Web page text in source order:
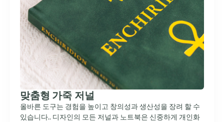
맞춤형 가죽 저널
올바른 도구는 경험을 높이고 창의성과 생산성을 장려 할 수
있습니다.. 디자인의 모든 저널과 노트북은 신중하게 개인화